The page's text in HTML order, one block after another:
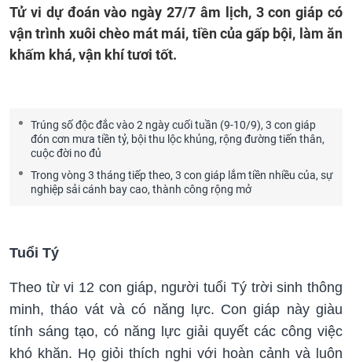
Tử vi dự đoán vào ngày 27/7 âm lịch, 3 con giáp có
vận trình xuôi chèo mát mái, tiền của gấp bội, làm ăn
khấm khá, vận khí tươi tốt.
Trúng số độc đắc vào 2 ngày cuối tuần (9-10/9), 3 con giáp
đón cơn mưa tiền tỷ, bội thu lộc khủng, rộng đường tiến thân,
cuộc đời no đủ
Trong vòng 3 tháng tiếp theo, 3 con giáp lắm tiền nhiều của, sự
nghiệp sải cánh bay cao, thành công rộng mở
Tuổi Tý
Theo từ vi 12 con giáp, người tuổi Tý trời sinh thông
minh, tháo vát và có năng lực. Con giáp này giàu
tính sáng tạo, có năng lực giải quyết các công việc
khó khăn. Họ giỏi thích nghi với hoàn cảnh và luôn